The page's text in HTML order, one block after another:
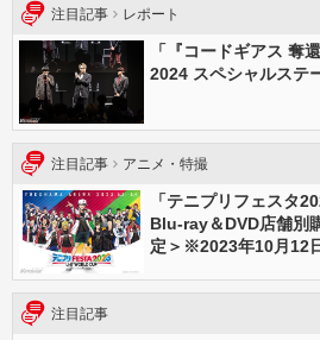
注目記事 レポート
「『コードギアス 奪
2024 スペシャルステ
注目記事 アニメ・特撮
「テニプリフェスタ
Blu-ray＆DVD店舗別
定＞※2023年10月12
注目記事